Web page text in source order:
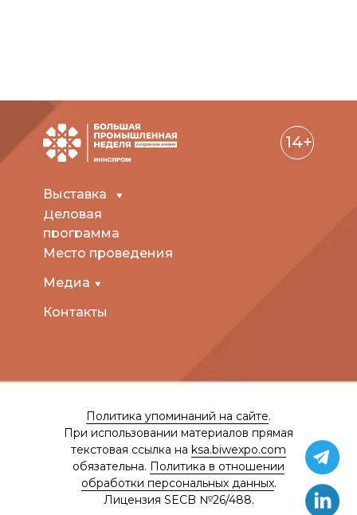
Контакты
Деловая
программа
Политика упоминаний на сайте.
При использовании материалов прямая
текстовая ссылка на ksa.biwexpo.com
обязательна. Политика в отношении
обработки персональных данных.
Лицензия SECB №26/488.
14+
Место проведения
Медиа
Выставка